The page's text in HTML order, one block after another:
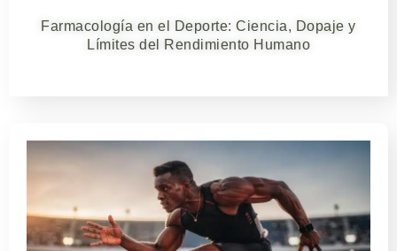
Farmacología en el Deporte: Ciencia, Dopaje y
Límites del Rendimiento Humano